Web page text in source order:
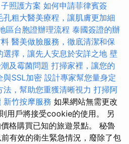
照護方案 如何申請菲律賓簽
孔粗大醫美療程，讓肌膚更加細
區台胞證辦理流程 泰國簽證的辦
醫美做臉服務，徹底清潔和保
選擇，讓先人安息於安詳之地 壁
及霉菌問題 打掃家裡，讓您的
與SSL加密 設計專家幫您量身定
法，幫助您重獲清晰視力 打掃阿
新竹按摩服務 如果網站無需更改
用戶將接受cookie的使用。 另
格購買已知的旅遊景點。 秘魯
有效的衛生緊急情況，廢除了包